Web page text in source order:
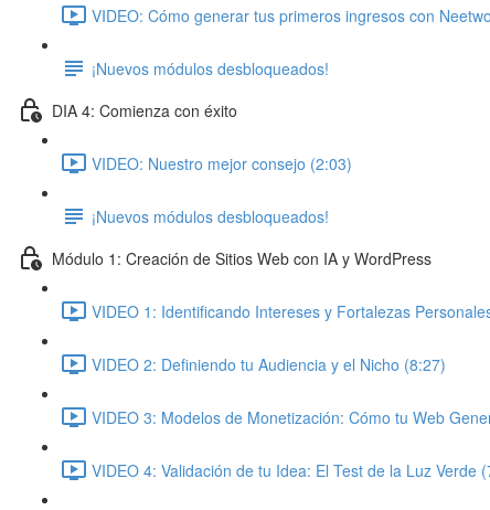
VIDEO: Cómo generar tus primeros ingresos con
¡Nuevos módulos desbloqueados!
DIA 4: Comienza con éxito
VIDEO: Nuestro mejor consejo (2:03)
¡Nuevos módulos desbloqueados!
Módulo 1: Creación de Sitios Web con IA y WordPress
VIDEO 1: Identificando Intereses y Fortalezas
VIDEO 2: Definiendo tu Audiencia y el Nicho (8:27)
VIDEO 3: Modelos de Monetización: Cómo tu Web
VIDEO 4: Validación de tu Idea: El Test de la Luz Verde